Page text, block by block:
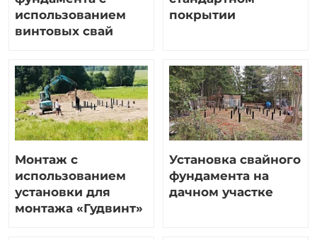
использованием
винтовых свай
покрытии
Монтаж с
использованием
установки для
монтажа «Гудвинт»
Установка свайного
фундамента на
дачном участке